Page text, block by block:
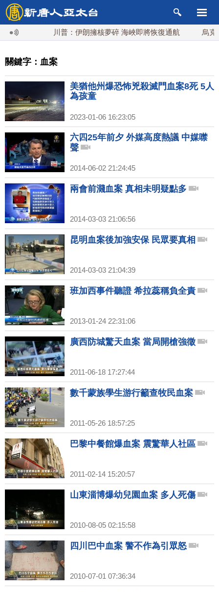
川普：伊朗擁核夢碎 海峽即將恢復通航 烏克
關鍵字：血案
美猶他州爆恐怖兇殺滅門血案8死 5人
為孩童
2023-01-06 16:23:05
六四25年前夕 外媒高度熱議 中媒噤
聲
2014-06-02 21:24:45
兩會前濺血案 真相未明疑點多
2014-03-03 21:06:56
昆明血案後加強安保 民眾要真相
2014-03-03 21:04:39
班加西事件聽證 希拉蕊稱負全責
2013-01-24 22:31:06
廣西防城驚天血案 當局開槍強徵
2011-06-18 17:27:44
數千蒙族學生游行籲查牧民血案
2011-05-26 18:57:25
巴黎中餐館爆血案 震驚華人社區
2011-02-14 15:20:57
山東淄博爆幼兒園血案 多人死傷
2010-08-05 02:15:58
四川巴中血案 警不作為引眾怒
2010-07-01 07:36:34